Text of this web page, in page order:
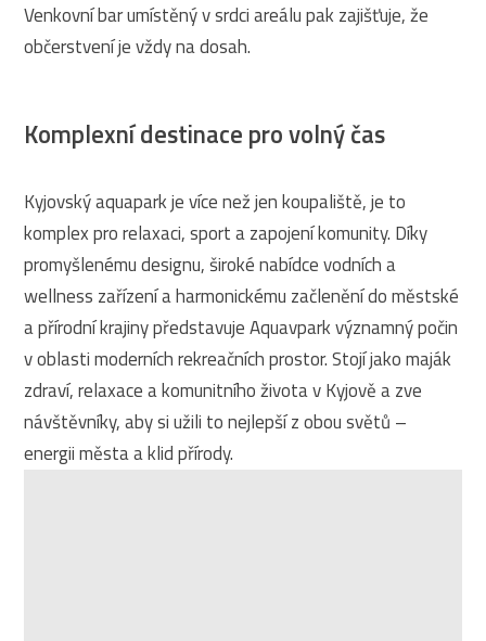
Venkovní bar umístěný v srdci areálu pak zajišťuje, že
občerstvení je vždy na dosah.
Komplexní destinace pro volný čas
Kyjovský aquapark je více než jen koupaliště, je to
komplex pro relaxaci, sport a zapojení komunity. Díky
promyšlenému designu, široké nabídce vodních a
wellness zařízení a harmonickému začlenění do městské
a přírodní krajiny představuje Aquavpark významný počin
v oblasti moderních rekreačních prostor. Stojí jako maják
zdraví, relaxace a komunitního života v Kyjově a zve
návštěvníky, aby si užili to nejlepší z obou světů –
energii města a klid přírody.